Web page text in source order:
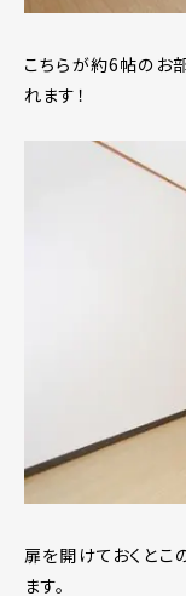
こちらが約6帖のお
れます！
扉を開けておくとこ
ます。